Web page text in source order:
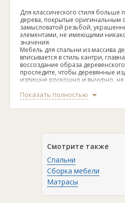
Для классического стиля больше
дерева, покрытые оригинальным
замысловатой резьбой,
элементами, не имеющими
значения.
Мебель для спальни из массива
вписывается в стиль кантри,
воссоздание образа
проследите, чтобы деревянные
излишне роскошно и вычурно, не
возможности натурального цвета.
Оформлять жилье в стиле лофт
люди творческие, обожающие
небольшое количество
соответствующую. То есть без
Стиль модерн предполагает
функционального декора.
самыми разными, даже ярко-
оформлении спальни в подобном
Показать полностью
Смотрите также
Спальни
Сборка мебели
Матрасы